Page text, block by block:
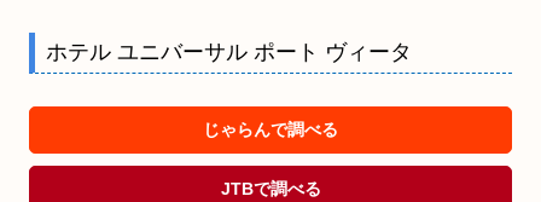
ホテル ユニバーサル ポート ヴィータ
じゃらんで調べる
JTBで調べる